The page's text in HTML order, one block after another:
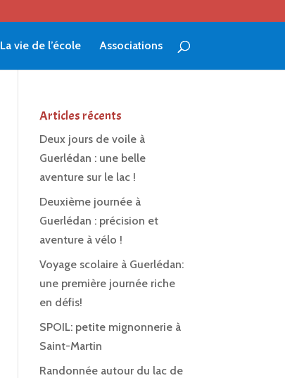
La vie de l’école Associations
Articles récents
Deux jours de voile à
Guerlédan : une belle
aventure sur le lac !
Deuxième journée à
Guerlédan : précision et
aventure à vélo !
Voyage scolaire à Guerlédan:
une première journée riche
en défis!
SPOIL: petite mignonnerie à
Saint-Martin
Randonnée autour du lac de